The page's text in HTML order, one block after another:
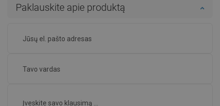
Paklauskite apie produktą